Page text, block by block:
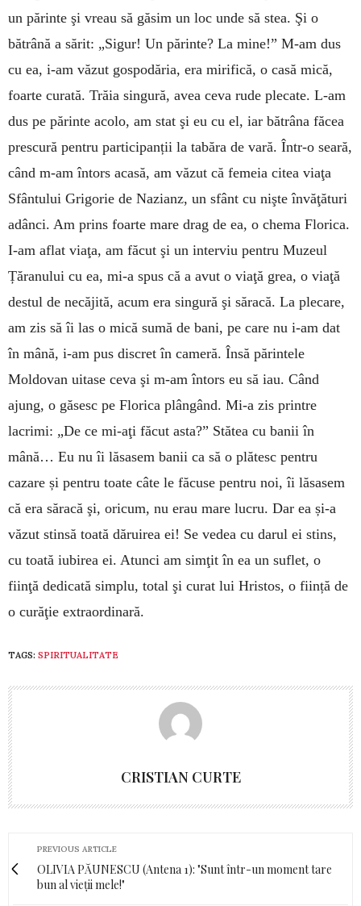
un părinte şi vreau să găsim un loc unde să stea. Şi o
bătrână a sărit: „Sigur! Un părinte? La mine!” M-am dus
cu ea, i-am văzut gospodăria, era mirifică, o casă mică,
foarte curată. Trăia singură, avea ceva rude plecate. L-am
dus pe părinte acolo, am stat şi eu cu el, iar bătrâna făcea
prescură pentru participanții la tabăra de vară. Într-o seară,
când m-am întors acasă, am văzut că femeia citea viaţa
Sfântului Grigorie de Nazianz, un sfânt cu nişte învăţături
adânci. Am prins foarte mare drag de ea, o chema Florica.
I-am aflat viaţa, am făcut şi un interviu pentru Muzeul
Țăranului cu ea, mi-a spus că a avut o viaţă grea, o viaţă
destul de necăjită, acum era singură şi săracă. La plecare,
am zis să îi las o mică sumă de bani, pe care nu i-am dat
în mână, i-am pus discret în cameră. Însă părintele
Moldovan uitase ceva şi m-am întors eu să iau. Când
ajung, o găsesc pe Florica plângând. Mi-a zis printre
lacrimi: „De ce mi-aţi făcut asta?” Stătea cu banii în
mână… Eu nu îi lăsasem banii ca să o plătesc pentru
cazare și pentru toate câte le făcuse pentru noi, îi lăsasem
că era săracă şi, oricum, nu erau mare lucru. Dar ea și-a
văzut stinsă toată dăruirea ei! Se vedea cu darul ei stins,
cu toată iubirea ei. Atunci am simţit în ea un suflet, o
fiinţă dedicată simplu, total şi curat lui Hristos, o ființă de
o curăţie extraordinară.
TAGS: SPIRITUALITATE
CRISTIAN CURTE
PREVIOUS ARTICLE
OLIVIA PĂUNESCU (Antena 1): "Sunt într-un moment tare
bun al vieţii mele!"